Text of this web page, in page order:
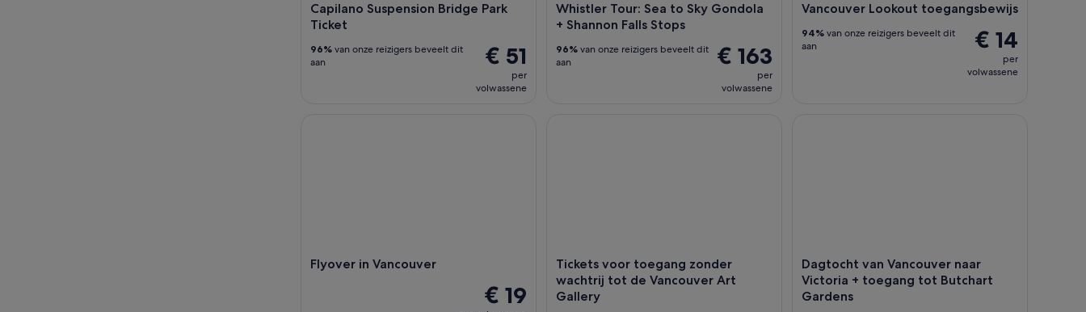
Capilano Suspension Bridge Park
Ticket
€ 51
per
volwassene
96% van onze reizigers beveelt dit
aan
Whistler Tour: Sea to Sky Gondola
+ Shannon Falls Stops
€ 163
per
volwassene
96% van onze reizigers beveelt dit
aan
Vancouver Lookout toegangsbewijs
€ 14
per
volwassene
94% van onze reizigers beveelt dit
aan
Flyover in Vancouver
€ 19
Tickets voor toegang zonder
wachtrij tot de Vancouver Art
Gallery
Dagtocht van Vancouver naar
Victoria + toegang tot Butchart
Gardens